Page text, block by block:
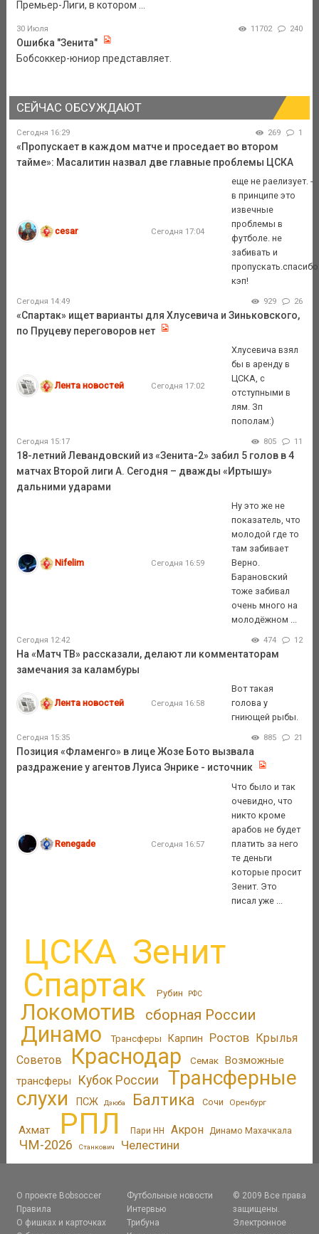
Премьер-Лиги, в котором ...
30 Июля 11702 240
Ошибка "Зенита"
Бобсоккер-юниор представляет.
СЕЙЧАС ОБСУЖДАЮТ
Сегодня 16:29 269 1
«Пропускает в каждом матче и проседает во втором
тайме»: Масалитин назвал две главные проблемы ЦСКА
cesar Сегодня 17:04
еще не раелизует. -
в принципе это
извечные
проблемы в
футболе. не
забивать и
пропускать.спасибо
кэп!
Сегодня 14:49 929 26
«Спартак» ищет варианты для Хлусевича и Зиньковского,
по Пруцеву переговоров нет
Лента новостей Сегодня 17:02
Хлусевича взял
бы в аренду в
ЦСКА, с
отступными в
лям. Зп
пополам:)
Сегодня 15:17 805 11
18-летний Левандовский из «Зенита-2» забил 5 голов в 4
матчах Второй лиги А. Сегодня – дважды «Иртышу»
дальними ударами
Nifelim Сегодня 16:59
Ну это же не
показатель, что
молодой где то
там забивает
Верно.
Барановский
тоже забивал
очень много на
молодёжном ...
Сегодня 12:42 474 12
На «Матч ТВ» рассказали, делают ли комментаторам
замечания за каламбуры
Лента новостей Сегодня 16:58
Вот такая
голова у
гниющей рыбы.
Сегодня 15:35 885 21
Позиция «Фламенго» в лице Жозе Бото вызвала
раздражение у агентов Луиса Энрике - источник
Renegade Сегодня 16:57
Что было и так
очевидно, что
никто кроме
арабов не будет
платить за него
те деньги
которые просит
Зенит. Это
писал уже ...
ЦСКА Зенит
Спартак Рубин РФС
Локомотив сборная России
Динамо Трансферы Карпин Ростов
Крылья
Советов
Краснодар Семак Возможные
трансферы
Кубок России
Трансферные
слухи
ПСЖ Дзюба Балтика Сочи Оренбург
Ахмат РПЛ Пари НН Акрон Динамо Махачкала
ЧМ-2026 Станкович Челестини
О проекте Bobsoccer
Правила
О фишках и карточках
Футбольные новости
Интервью
Трибуна
© 2009 Все права
защищены.
Электронное